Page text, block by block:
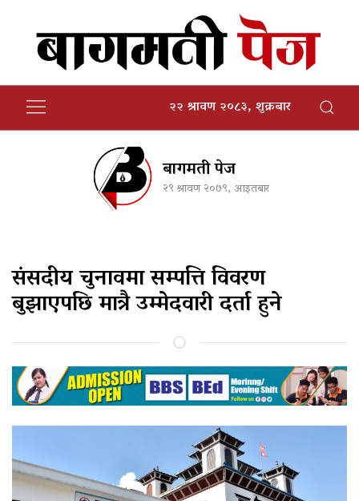
२२ श्रावण २०८३, शुक्रबार
बागमती पेज
२९ श्रावण २०७९, आइतबार
संसदीय चुनावमा सम्पत्ति विवरण
बुझाएपछि मात्रै उम्मेदवारी दर्ता हुने